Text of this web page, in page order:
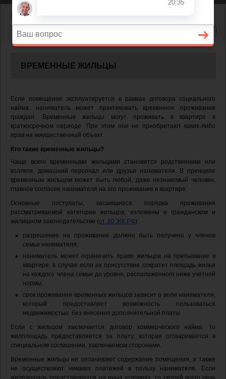
Главная
ВРЕМЕННЫЕ ЖИЛЬЦЫ
Если помещение эксплуатируется в рамках договора социального
найма, наниматель может практиковать временное проживание
граждан. Временные жильцы могут проживать в квартире в
краткосрочном периоде. При этом они не приобретают каких-либо
прав на имущественный объект.
Кто такие временные жильцы?
Чаще всего временными жильцами становятся родственники или
коллеги, домашний персонал или друзья нанимателя. В принципе
временным жильцом может быть любой, даже незнакомый человек,
главное согласие нанимателя на его проживание в квартире.
Основные постулаты, касающиеся порядка проживания
рассматриваемой категории жильцов, изложены в гражданском и
жилищном законодательстве (ст. 80 ЖК РФ):
разрешение на проживание должно быть получено у членов
семьи нанимателя;
наниматель может ограничить право жильцов на пребывание в
квартире, в случае если их присутствие сократит площадь жилья
на каждого члена семьи до уровня, расположенного ниже учетной
нормы.
срок проживания временных жильцов зависит о воли нанимателя,
который предоставляет возможность пользоваться
недвижимостью без внесения дополнительной платы.
Если с жильцом заключается договор коммерческого найма, то
жилплощадь предоставляется за плату, которая оговаривается в
специальном соглашении, заключаемом сторонами.
Временные жильцы не оплачивают содержание помещения, а также
не осуществляют никаких платежей в пользу нанимателя. Если
жилплощадь представляется на иных условиях, то скорей всего речь